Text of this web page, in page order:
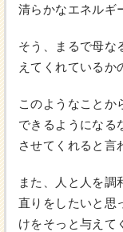
清らかなエネルギ
そう、まるで母な
えてくれているか
このようなことか
できるようになる
させてくれると言
また、人と人を調
直りをしたいと思
けをそっと与えて